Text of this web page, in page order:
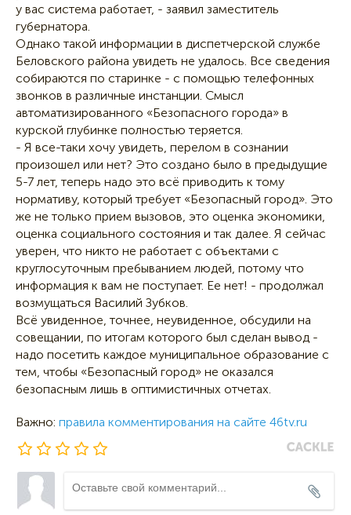
у вас система работает, - заявил заместитель
губернатора.
Однако такой информации в диспетчерской службе
Беловского района увидеть не удалось. Все сведения
собираются по старинке - с помощью телефонных
звонков в различные инстанции. Смысл
автоматизированного «Безопасного города» в
курской глубинке полностью теряется.
- Я все-таки хочу увидеть, перелом в сознании
произошел или нет? Это создано было в предыдущие
5-7 лет, теперь надо это всё приводить к тому
нормативу, который требует «Безопасный город». Это
же не только прием вызовов, это оценка экономики,
оценка социального состояния и так далее. Я сейчас
уверен, что никто не работает с объектами с
круглосуточным пребыванием людей, потому что
информация к вам не поступает. Ее нет! - продолжал
возмущаться Василий Зубков.
Всё увиденное, точнее, неувиденное, обсудили на
совещании, по итогам которого был сделан вывод -
надо посетить каждое муниципальное образование с
тем, чтобы «Безопасный город» не оказался
безопасным лишь в оптимистичных отчетах.
Важно: правила комментирования на сайте 46tv.ru